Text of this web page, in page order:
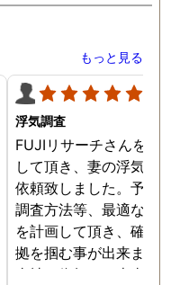
もっと見る
浮気調査
FUJIリサーチさんをご紹
して頂き、妻の浮気調査
依頼致しました。予算か
調査方法等、最適なやり
を計画して頂き、確実な
拠を掴む事が出来ました
当社に依頼して本当に良